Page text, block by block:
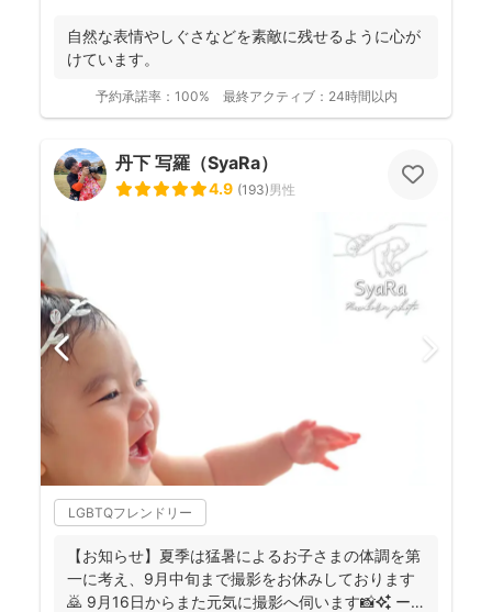
自然な表情やしぐさなどを素敵に残せるように心が
けています。
予約承諾率： 100% 最終アクティブ： 24時間以内
丹下 写羅（SyaRa）
4.9 (193)男性
LGBTQフレンドリー
【お知らせ】夏季は猛暑によるお子さまの体調を第
一に考え、9月中旬まで撮影をお休みしております
🙇 9月16日からまた元気に撮影へ伺います📸✨ ー